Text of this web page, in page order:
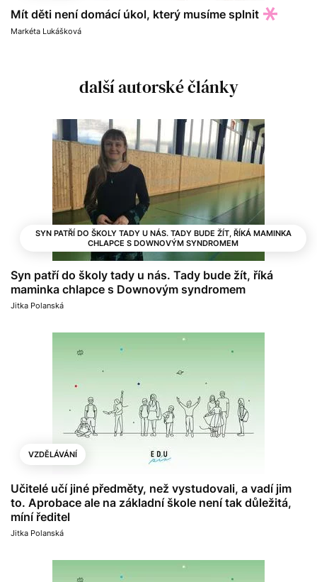
Mít děti není domácí úkol, který musíme splnit
Markéta Lukášková
další autorské články
SYN PATŘÍ DO ŠKOLY TADY U NÁS. TADY BUDE ŽÍT, ŘÍKÁ MAMINKA
CHLAPCE S DOWNOVÝM SYNDROMEM
Syn patří do školy tady u nás. Tady bude žít, říká
maminka chlapce s Downovým syndromem
Jitka Polanská
VZDĚLÁVÁNÍ
Učitelé učí jiné předměty, než vystudovali, a vadí jim
to. Aprobace ale na základní škole není tak důležitá,
míní ředitel
Jitka Polanská